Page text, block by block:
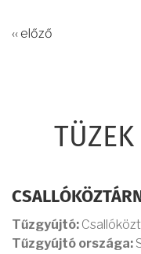
‹‹ előző
Tűzgyújtó:
Tűzgyújtó országa: